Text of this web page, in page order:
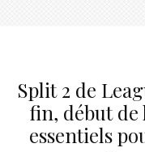
Split 2 de
fin, début de
essentiels